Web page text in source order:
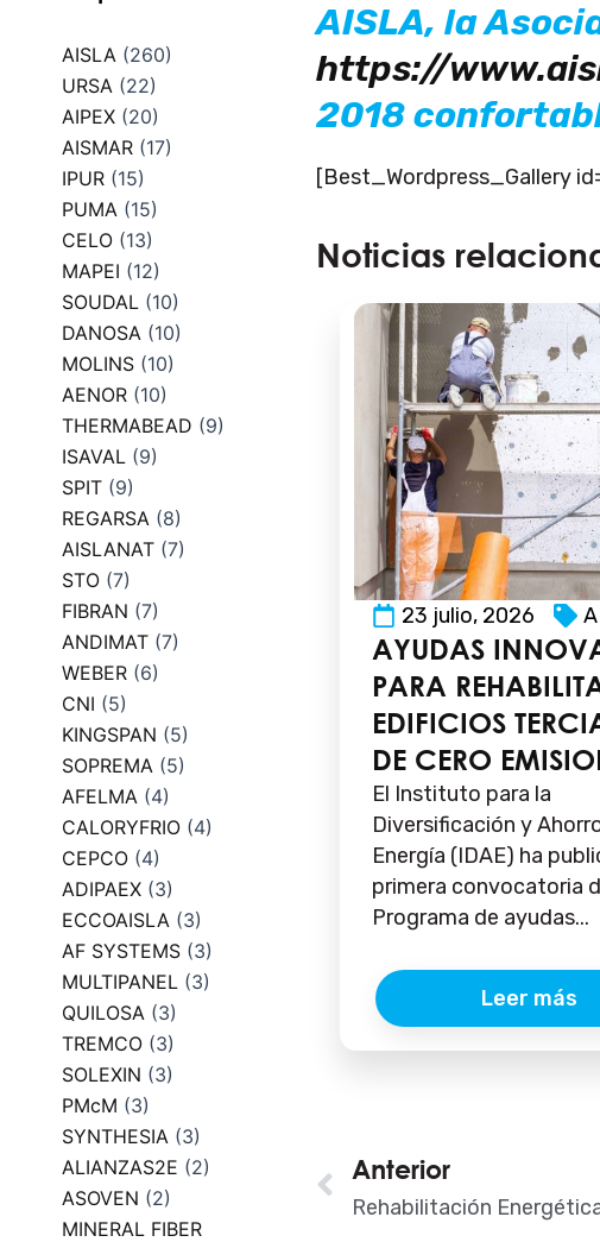
AISLA (260)
URSA (22)
AIPEX (20)
AISMAR (17)
IPUR (15)
PUMA (15)
CELO (13)
MAPEI (12)
SOUDAL (10)
DANOSA (10)
MOLINS (10)
AENOR (10)
THERMABEAD (9)
ISAVAL (9)
SPIT (9)
REGARSA (8)
AISLANAT (7)
STO (7)
FIBRAN (7)
ANDIMAT (7)
WEBER (6)
CNI (5)
KINGSPAN (5)
SOPREMA (5)
AFELMA (4)
CALORYFRIO (4)
CEPCO (4)
ADIPAEX (3)
ECCOAISLA (3)
AF SYSTEMS (3)
MULTIPANEL (3)
QUILOSA (3)
TREMCO (3)
SOLEXIN (3)
PMcM (3)
SYNTHESIA (3)
ALIANZAS2E (2)
ASOVEN (2)
MINERAL FIBER
AISLA, la
https://
2018
[Best_Wordpress_Gallery
Noticias
23 julio, 2026
AYUDAS
PARA
EDIFICIOS
DE CERO
El Instituto para la
Diversificación y
Energía (IDAE) ha
primera convocatoria
Programa de ayudas...
Leer más
Ant
Anterior